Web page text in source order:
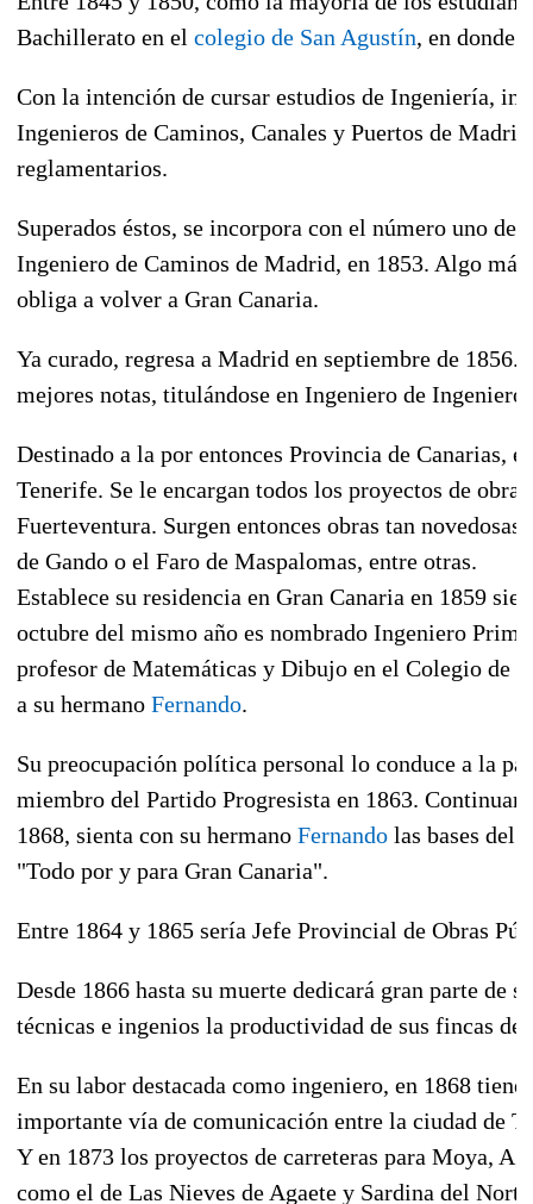
Bachillerato en el colegio de San Agustín, en donde
Con la intención de cursar estudios de Ingeniería,
Ingenieros de Caminos, Canales y Puertos de
reglamentarios.
Superados éstos, se incorpora con el número uno
Ingeniero de Caminos de Madrid, en 1853. Algo
obliga a volver a Gran Canaria.
Ya curado, regresa a Madrid en septiembre de 1856.
mejores notas, titulándose en Ingeniero de Ingeniero
Destinado a la por entonces Provincia de Canarias,
Tenerife. Se le encargan todos los proyectos de
Fuerteventura. Surgen entonces obras tan
de Gando o el Faro de Maspalomas, entre otras.
Establece su residencia en Gran Canaria en 1859
octubre del mismo año es nombrado Ingeniero
profesor de Matemáticas y Dibujo en el Colegio de
a su hermano Fernando.
Su preocupación política personal lo conduce a la
miembro del Partido Progresista en 1863.
1868, sienta con su hermano Fernando las bases del
"Todo por y para Gran Canaria".
Entre 1864 y 1865 sería Jefe Provincial de Obras
Desde 1866 hasta su muerte dedicará gran parte de
técnicas e ingenios la productividad de sus fincas de
En su labor destacada como ingeniero, en 1868 tiene
importante vía de comunicación entre la ciudad de
Y en 1873 los proyectos de carreteras para Moya,
como el de Las Nieves de Agaete y Sardina del